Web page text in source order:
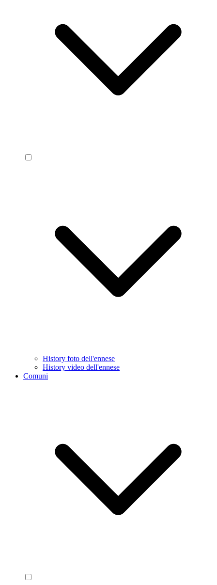
History foto dell'ennese
History video dell'ennese
Comuni